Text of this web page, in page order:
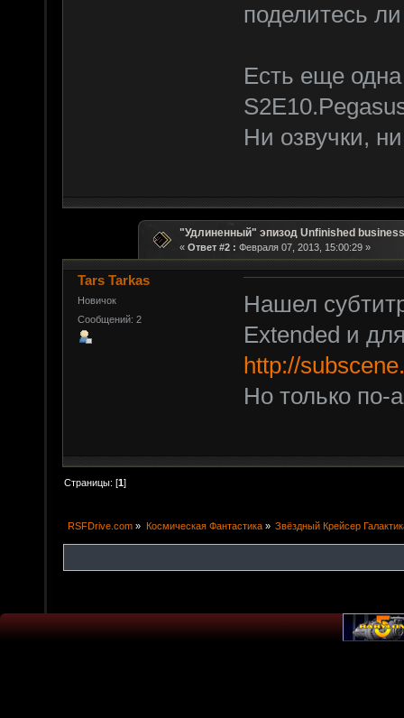
поделитесь
Есть еще
Ни озвучки,
"Удлиненный" эпизод Unfinished
« Ответ #2 : Февраля 07, 2013, 15:00:29 »
Tars Tarkas
Новичок
Сообщений: 2
Нашел
Extended и
http://
Но только по-
Страницы: [1]
RSFDrive.com » Космическая Фантастика» Звёздный Крейсер